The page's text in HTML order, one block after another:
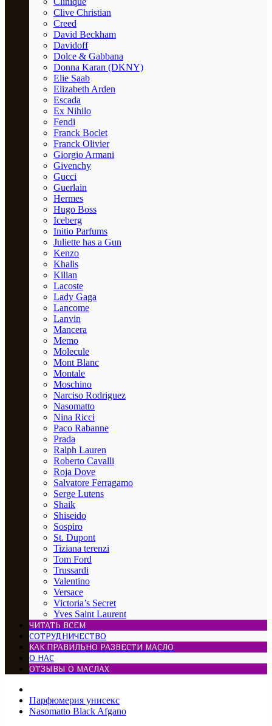
Clive Christian
Creed
David Beckham
Davidoff
Dolce & Gabbana
Donna Karan (DKNY)
Elie Saab
Elizabeth Arden
Escada
Ex Nihilo
Fendi
Franck Boclet
Franck Olivier
Giorgio Armani
Givenchy
Gucci
Guerlain
Hermes
Hugo Boss
Iceberg
Initio Parfums
Juliette has a Gun
Kenzo
Khalis
Kilian
Lacoste
Lady Gaga
Lancome
Lanvin
Mancera
Memo
Molecule
Mont Blanc
Montale
Moschino
Narciso Rodriguez
Nasomatto
Nina Ricci
Paco Rabanne
Prada
Ralph Lauren
Roberto Cavalli
Roja Dove
Salvatore Ferragamo
Serge Lutens
Shaik
Shiseido
Sospiro
St. Dupont
Tiziana terenzi
Tom Ford
Trussardi
Valentino
Versace
Victoria’s Secret
Yves Saint Laurent
ЧИТАТЬ ВСЕМ
СОТРУДНИЧЕСТВО
КАК ПРАВИЛЬНО РАЗВЕСТИ МАСЛО
О НАС
ОТЗЫВЫ О МАСЛАХ
Парфюмерия унисекс
Nasomatto Black Afgano